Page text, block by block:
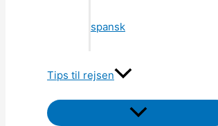
spansk
Tips til rejsen
Menu